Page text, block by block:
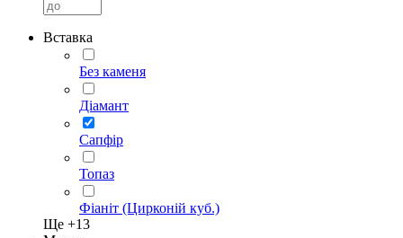
Вставка
Без каменя
Діамант
Сапфір
Топаз
Фіаніт (Цирконій куб.)
Ще +13